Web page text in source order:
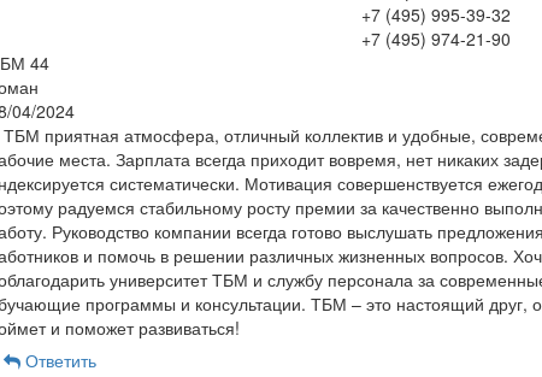
+7 (495) 995-39-32
+7 (495) 974-21-90
44
04/2024
приятная атмосфера, отличный коллектив и удобные,
места. Зарплата всегда приходит вовремя, нет никаких
систематически. Мотивация совершенствуется
радуемся стабильному росту премии за качественно
Руководство компании всегда готово выслушать предложения
и помочь в решении различных жизненных вопросов.
университет ТБМ и службу персонала за
программы и консультации. ТБМ – это настоящий друг,
и поможет развиваться!
Ответить